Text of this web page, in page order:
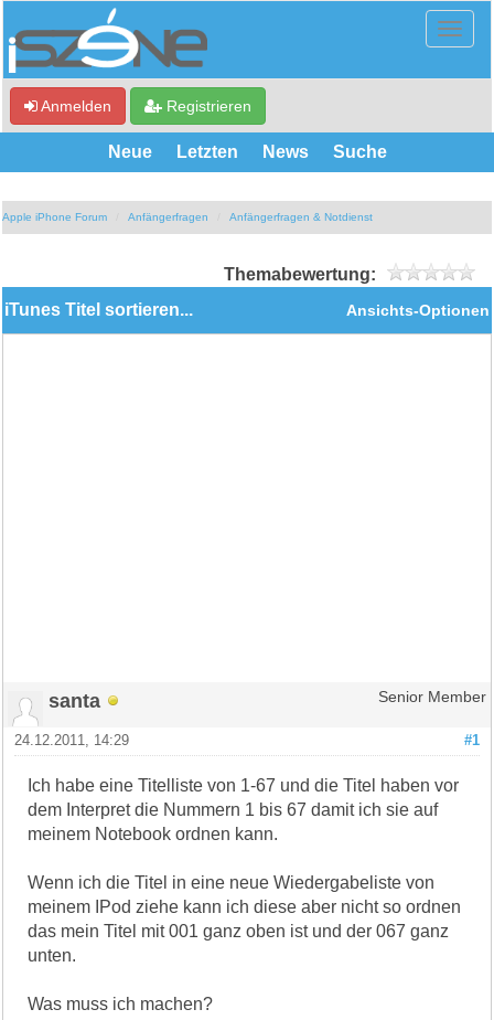
Anmelden Registrieren
Neue Letzten News Suche
Apple iPhone Forum Anfängerfragen Anfängerfragen & Notdienst
Themabewertung:
Ansichts-Optionen
iTunes Titel sortieren...
santa Senior Member
#1
24.12.2011, 14:29
Ich habe eine Titelliste von 1-67 und die Titel haben vor
dem Interpret die Nummern 1 bis 67 damit ich sie auf
meinem Notebook ordnen kann.
Wenn ich die Titel in eine neue Wiedergabeliste von
meinem IPod ziehe kann ich diese aber nicht so ordnen
das mein Titel mit 001 ganz oben ist und der 067 ganz
unten.
Was muss ich machen?